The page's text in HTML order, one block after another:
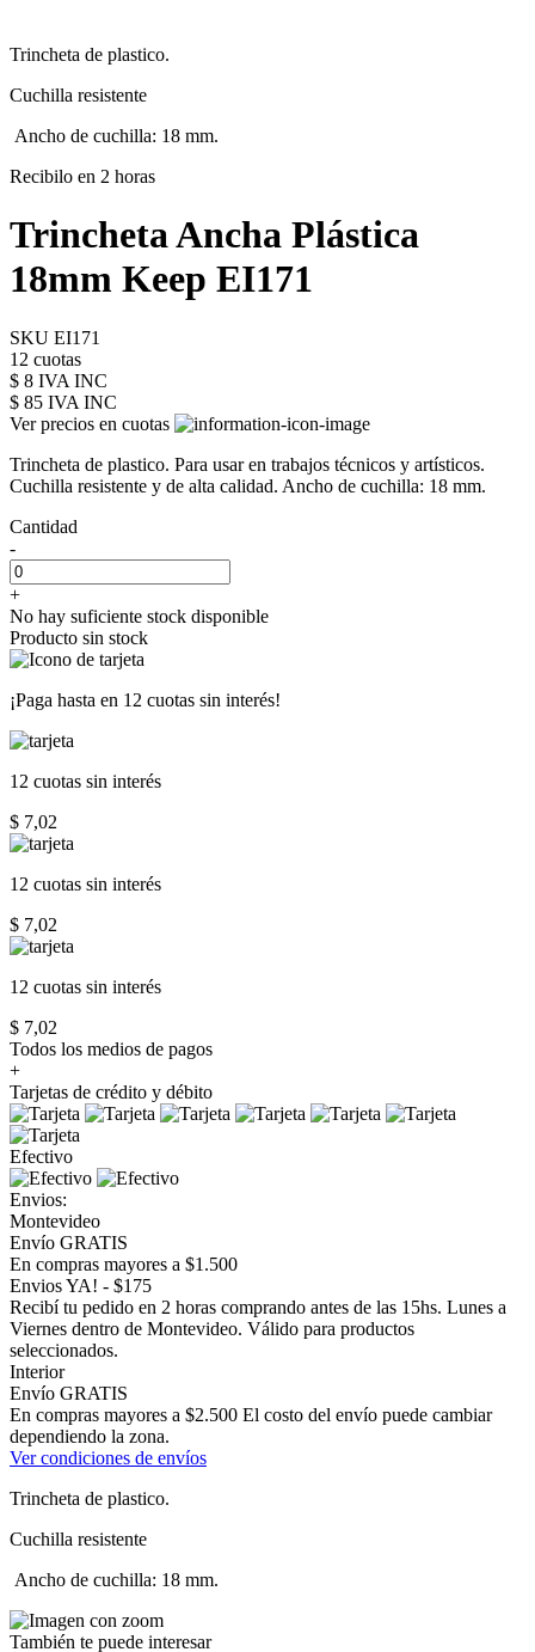
Trincheta de plastico.
Cuchilla resistente
Ancho de cuchilla: 18 mm.
Recibilo en 2 horas
Trincheta Ancha Plástica
18mm Keep EI171
SKU EI171
12 cuotas
$ 8 IVA INC
$ 85 IVA INC
Ver precios en cuotas
Trincheta de plastico. Para usar en trabajos técnicos y artísticos.
Cuchilla resistente y de alta calidad. Ancho de cuchilla: 18 mm.
Cantidad
-
+
No hay suficiente stock disponible
Producto sin stock
¡Paga hasta en 12 cuotas sin interés!
12 cuotas sin interés
$ 7,02
12 cuotas sin interés
$ 7,02
12 cuotas sin interés
$ 7,02
Todos los medios de pagos
+
Tarjetas de crédito y débito
Efectivo
Envios:
Montevideo
Envío GRATIS
En compras mayores a $1.500
Envios YA! - $175
Recibí tu pedido en 2 horas comprando antes de las 15hs. Lunes a
Viernes dentro de Montevideo. Válido para productos
seleccionados.
Interior
Envío GRATIS
En compras mayores a $2.500 El costo del envío puede cambiar
dependiendo la zona.
Ver condiciones de envíos
Trincheta de plastico.
Cuchilla resistente
Ancho de cuchilla: 18 mm.
También te puede interesar